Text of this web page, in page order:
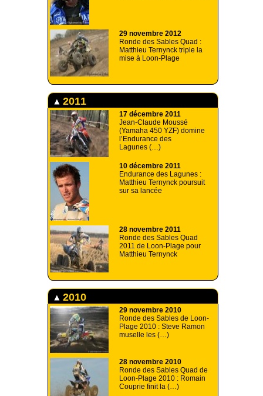
29 novembre 2012
Ronde des Sables Quad :
Matthieu Ternynck triple la
mise à Loon-Plage
2011
17 décembre 2011
Jean-Claude Moussé
(Yamaha 450 YZF) domine
l’Endurance des
Lagunes (…)
10 décembre 2011
Endurance des Lagunes :
Matthieu Ternynck poursuit
sur sa lancée
28 novembre 2011
Ronde des Sables Quad
2011 de Loon-Plage pour
Matthieu Ternynck
2010
29 novembre 2010
Ronde des Sables de Loon-
Plage 2010 : Steve Ramon
muselle les (…)
28 novembre 2010
Ronde des Sables Quad de
Loon-Plage 2010 : Romain
Couprie finit la (…)